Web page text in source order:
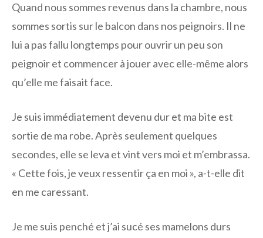
Quand nous sommes revenus dans la chambre, nous
sommes sortis sur le balcon dans nos peignoirs. Il ne
lui a pas fallu longtemps pour ouvrir un peu son
peignoir et commencer à jouer avec elle-même alors
qu’elle me faisait face.
Je suis immédiatement devenu dur et ma bite est
sortie de ma robe. Après seulement quelques
secondes, elle se leva et vint vers moi et m’embrassa.
« Cette fois, je veux ressentir ça en moi », a-t-elle dit
en me caressant.
Je me suis penché et j’ai sucé ses mamelons durs